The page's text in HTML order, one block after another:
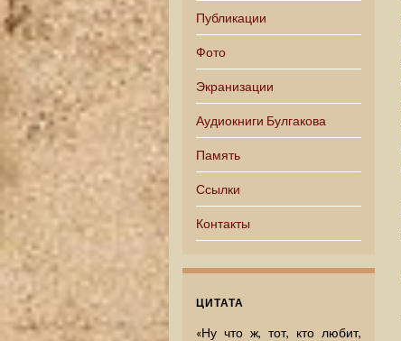
Публикации
Фото
Экранизации
Аудиокниги Булгакова
Память
Ссылки
Контакты
ЦИТАТА
«Ну что ж, тот, кто любит,